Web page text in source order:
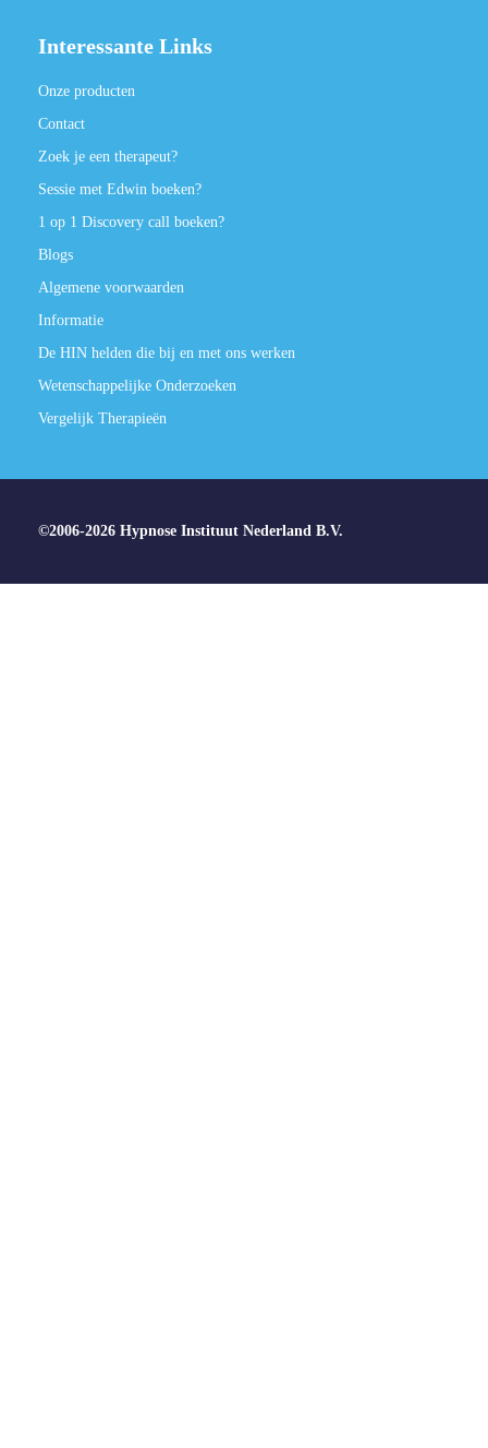
Interessante Links
Onze producten
Contact
Zoek je een therapeut?
Sessie met Edwin boeken?
1 op 1 Discovery call boeken?
Blogs
Algemene voorwaarden
Informatie
De HIN helden die bij en met ons werken
Wetenschappelijke Onderzoeken
Vergelijk Therapieën
©2006-2026 Hypnose Instituut Nederland B.V.